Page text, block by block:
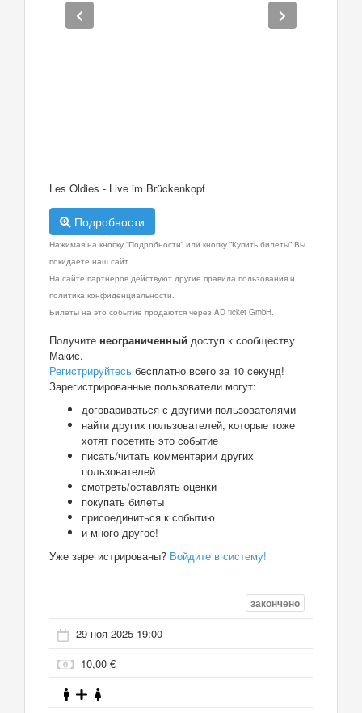
Les Oldies - Live im Brückenkopf
Подробности
Нажимая на кнопку "Подробности" или кнопку "Купить билеты" Вы
покидаете наш сайт.
На сайте партнеров действуют другие правила пользования и
политика конфиденциальности.
Билеты на это событие продаются через AD ticket GmbH.
Получите неограниченный доступ к сообществу
Макис.
Регистрируйтесь бесплатно всего за 10 секунд!
Зарегистрированные пользователи могут:
договариваться с другими пользователями
найти других пользователей, которые тоже
хотят посетить это событие
писать/читать комментарии других
пользователей
смотреть/оставлять оценки
покупать билеты
присоединиться к событию
и много другое!
Уже зарегистрированы? Войдите в систему!
закончено
29 ноя 2025 19:00
10,00 €